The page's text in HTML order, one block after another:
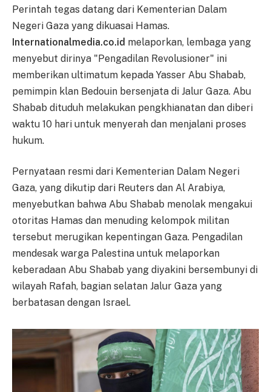
Perintah tegas datang dari Kementerian Dalam
Negeri Gaza yang dikuasai Hamas.
Internationalmedia.co.id melaporkan, lembaga yang
menyebut dirinya "Pengadilan Revolusioner" ini
memberikan ultimatum kepada Yasser Abu Shabab,
pemimpin klan Bedouin bersenjata di Jalur Gaza. Abu
Shabab dituduh melakukan pengkhianatan dan diberi
waktu 10 hari untuk menyerah dan menjalani proses
hukum.
Pernyataan resmi dari Kementerian Dalam Negeri
Gaza, yang dikutip dari Reuters dan Al Arabiya,
menyebutkan bahwa Abu Shabab menolak mengakui
otoritas Hamas dan menuding kelompok militan
tersebut merugikan kepentingan Gaza. Pengadilan
mendesak warga Palestina untuk melaporkan
keberadaan Abu Shabab yang diyakini bersembunyi di
wilayah Rafah, bagian selatan Jalur Gaza yang
berbatasan dengan Israel.